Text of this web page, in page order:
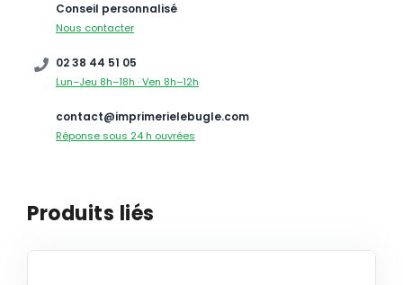
Conseil personnalisé
Nous contacter
02 38 44 51 05
Lun–Jeu 8h–18h · Ven 8h–12h
contact@imprimerielebugle.com
Réponse sous 24 h ouvrées
Produits liés